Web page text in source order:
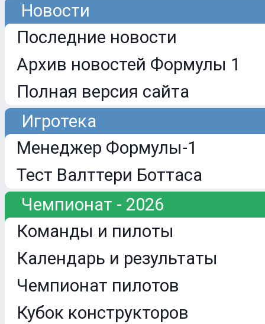
Новости
Последние новости
Архив новостей Формулы 1
Полная версия сайта
Игротека
Менеджер Формулы-1
Тест Валттери Боттаса
Чемпионат - 2026
Команды и пилоты
Календарь и результаты
Чемпионат пилотов
Кубок конструкторов